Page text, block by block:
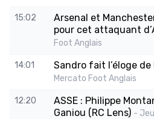
15:02
Arsenal et
pour cet attaquant
Foot Anglais
14:01 Sandro fait l’éloge
Mercato Foot Anglais
12:20
ASSE : Philippe
Ganiou (RC Lens) -